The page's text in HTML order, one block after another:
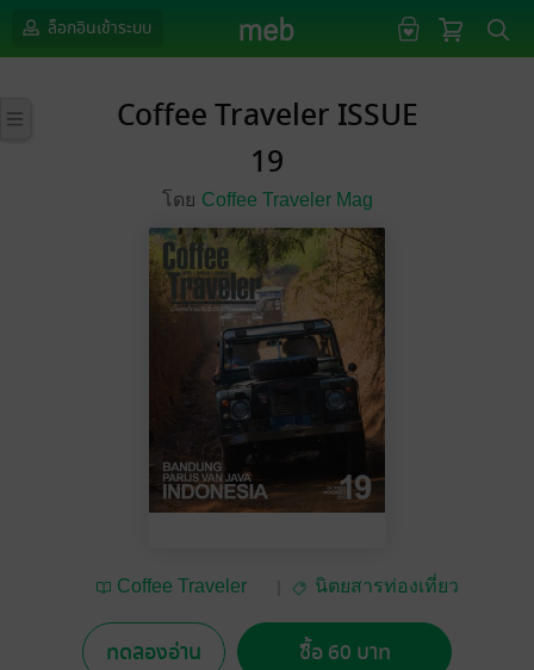
ล็อกอินเข้าระบบ
Coffee Traveler ISSUE
19
โดย Coffee Traveler Mag
Coffee Traveler
นิตยสารท่องเที่ยว
ทดลองอ่าน ซื้อ 60 บาท